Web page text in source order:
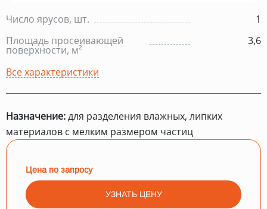
Число ярусов, шт.
1
Площадь просеивающей
поверхности, м²
3,6
Все характеристики
Назначение:для разделения влажных, липких
материалов с мелким размером частиц
Цена по запросу
УЗНАТЬ ЦЕНУ